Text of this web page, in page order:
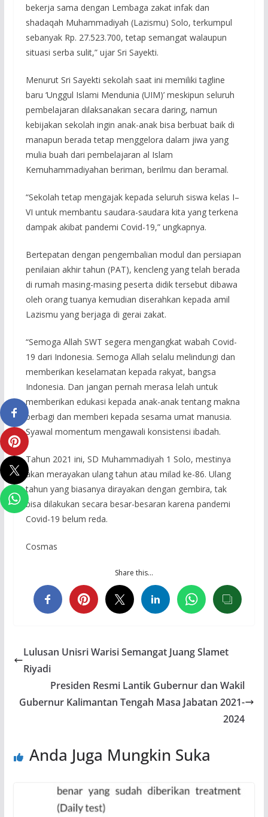
bekerja sama dengan Lembaga zakat infak dan
shadaqah Muhammadiyah (Lazismu) Solo, terkumpul
sebanyak Rp. 27.523.700, tetap semangat walaupun
situasi serba sulit,” ujar Sri Sayekti.
Menurut Sri Sayekti sekolah saat ini memiliki tagline
baru ‘Unggul Islami Mendunia (UIM)’ meskipun seluruh
pembelajaran dilaksanakan secara daring, namun
kebijakan sekolah ingin anak-anak bisa berbuat baik di
manapun berada tetap menggelora dalam jiwa yang
mulia buah dari pembelajaran al Islam
Kemuhammadiyahan beriman, berilmu dan beramal.
“Sekolah tetap mengajak kepada seluruh siswa kelas I–
VI untuk membantu saudara-saudara kita yang terkena
dampak akibat pandemi Covid-19,” ungkapnya.
Bertepatan dengan pengembalian modul dan persiapan
penilaian akhir tahun (PAT), kencleng yang telah berada
di rumah masing-masing peserta didik tersebut dibawa
oleh orang tuanya kemudian diserahkan kepada amil
Lazismu yang berjaga di gerai zakat.
“Semoga Allah SWT segera mengangkat wabah Covid-
19 dari Indonesia. Semoga Allah selalu melindungi dan
memberikan keselamatan kepada rakyat, bangsa
Indonesia. Dan jangan pernah merasa lelah untuk
memberikan edukasi kepada anak-anak tentang makna
berbagi dan memberi kepada sesama umat manusia.
Syawal momentum mengawali konsistensi ibadah.
Tahun 2021 ini, SD Muhammadiyah 1 Solo, mestinya
akan merayakan ulang tahun atau milad ke-86. Ulang
tahun yang biasanya dirayakan dengan gembira, tak
bisa dilakukan secara besar-besaran karena pandemi
Covid-19 belum reda.
Cosmas
Share this…
Lulusan Unisri Warisi Semangat Juang Slamet
Riyadi
Presiden Resmi Lantik Gubernur dan Wakil
Gubernur Kalimantan Tengah Masa Jabatan 2021-
2024
Anda Juga Mungkin Suka